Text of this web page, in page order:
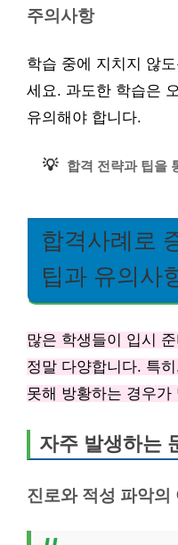
주의사항
학습 중에 지치지 않
세요. 과도한 학습은
유의해야 합니다.
💡 합격 전략과 팁을
합격사례로
팁과 유의사
많은 학생들이 입시
정말 다양합니다. 특
못해 방황하는 경우가
자주 발생하는
진로와 적성 파악의